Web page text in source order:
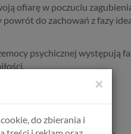
ofiarę w poczuciu
do zachowań z fazy
psychicznej występują
×
do zbierania i